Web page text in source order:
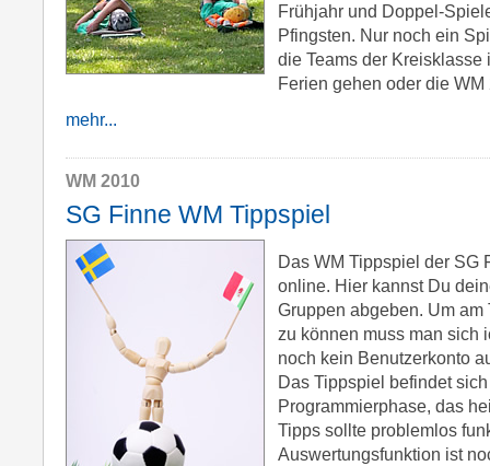
Frühjahr und Doppel-
Pfingsten. Nur noch ein
die Teams der
Ferien gehen oder die
mehr...
WM 2010
SG Finne WM Tippspiel
Das WM Tippspiel der SG
online. Hier kannst Du
Gruppen abgeben. Um
zu können muss man sich
noch kein Benutzerkonto
Das Tippspiel befindet
Programmierphase, das
Tipps sollte problemlos
Auswertungsfunktion ist